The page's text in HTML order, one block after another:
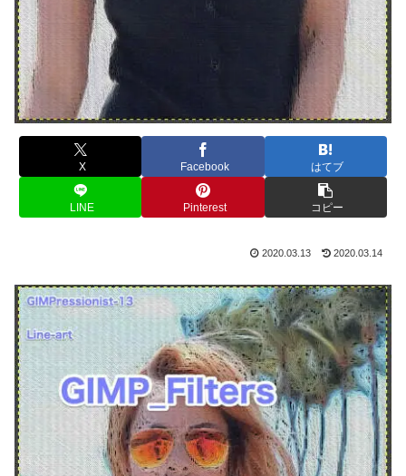
X Facebook はてブ
LINE Pinterest コピー
2020.03.13 2020.03.14